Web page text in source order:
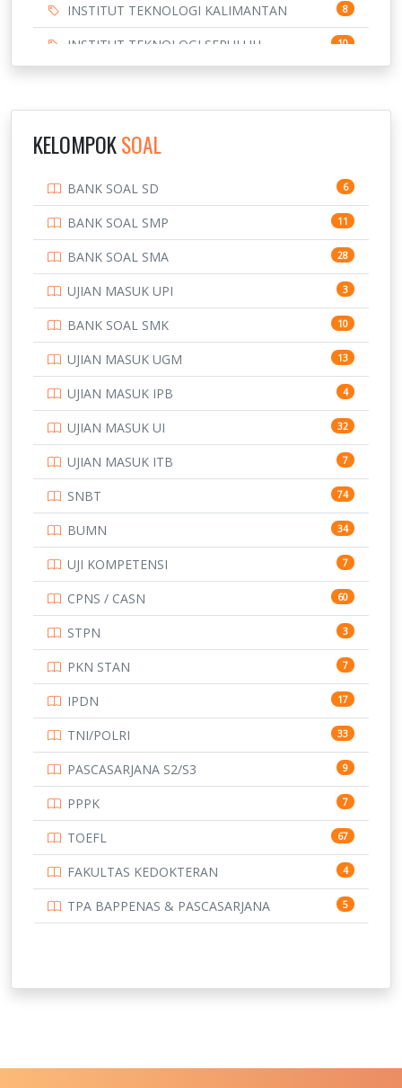
INSTITUT TEKNOLOGI KALIMANTAN 8
INSTITUT TEKNOLOGI SEPULUH
NOVEMBER
10
3
169
7
PTDI STTD 4
133
SMA 146
SMK 231
SMP 134
STIP 2
153
345
UNIVERSITAS AIRLANGGA 15
16
15
15
14
14
UNIVERSITAS CENDRAWASIH 14
15
219
11
159
UNIVERSITAS JEMBER
KELOMPOKSOAL
BANK SOAL SD 6
BANK SOAL SMP 11
BANK SOAL SMA 28
UJIAN MASUK UPI 3
BANK SOAL SMK 10
UJIAN MASUK UGM 13
UJIAN MASUK IPB 4
UJIAN MASUK UI 32
UJIAN MASUK ITB 7
SNBT 74
BUMN 34
UJI KOMPETENSI 7
CPNS / CASN 60
STPN 3
PKN STAN 7
IPDN 17
TNI/POLRI 33
PASCASARJANA S2/S3 9
PPPK 7
TOEFL 67
FAKULTAS KEDOKTERAN 4
TPA BAPPENAS & PASCASARJANA 5